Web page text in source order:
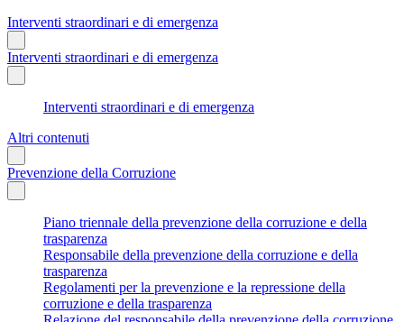
Interventi straordinari e di emergenza
Interventi straordinari e di emergenza
Interventi straordinari e di emergenza
Altri contenuti
Prevenzione della Corruzione
Piano triennale della prevenzione della corruzione e della
trasparenza
Responsabile della prevenzione della corruzione e della
trasparenza
Regolamenti per la prevenzione e la repressione della
corruzione e della trasparenza